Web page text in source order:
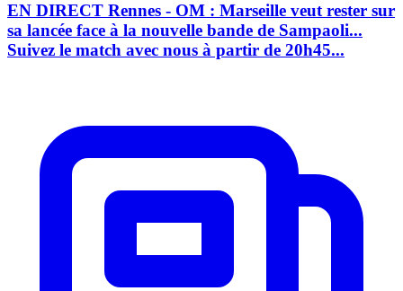
EN DIRECT Rennes - OM : Marseille veut rester sur
sa lancée face à la nouvelle bande de Sampaoli...
Suivez le match avec nous à partir de 20h45...